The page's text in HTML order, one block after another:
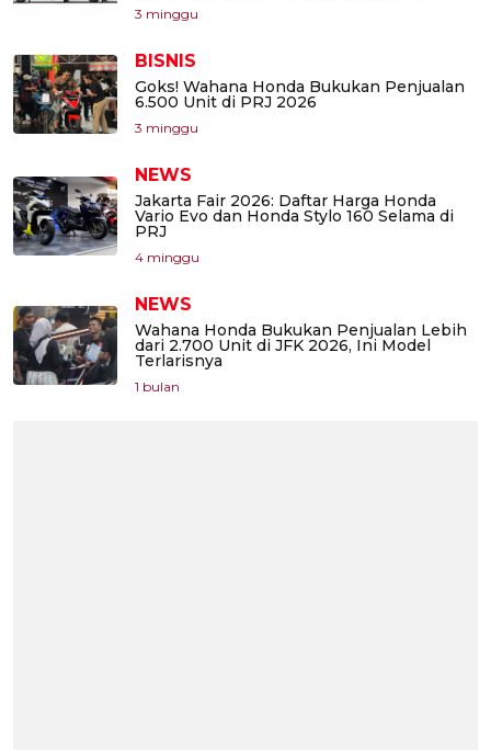
3 minggu
BISNIS
Goks! Wahana Honda Bukukan Penjualan
6.500 Unit di PRJ 2026
3 minggu
NEWS
Jakarta Fair 2026: Daftar Harga Honda
Vario Evo dan Honda Stylo 160 Selama di
PRJ
4 minggu
NEWS
Wahana Honda Bukukan Penjualan Lebih
dari 2.700 Unit di JFK 2026, Ini Model
Terlarisnya
1 bulan